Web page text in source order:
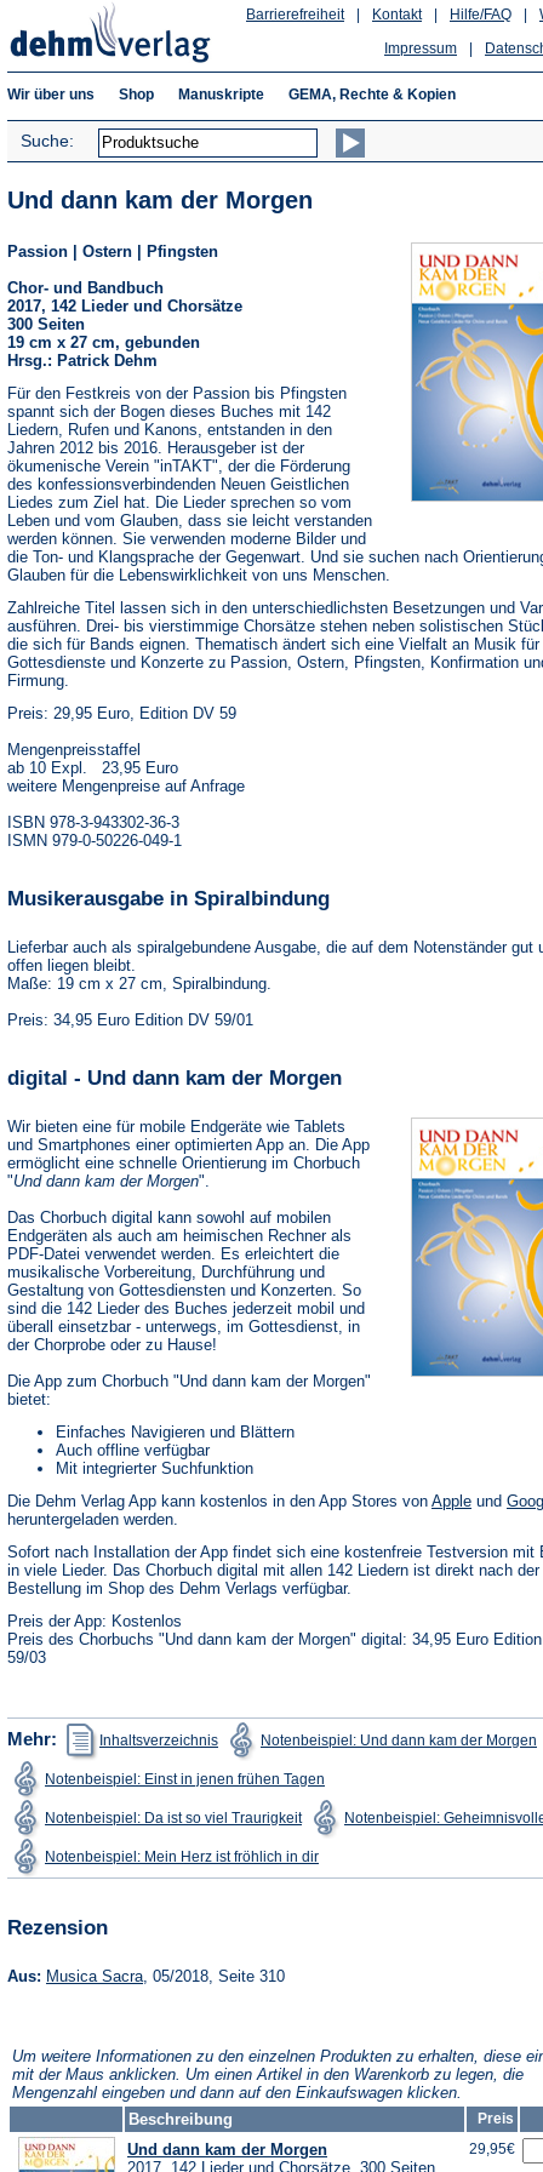
Hilfe/FAQ
Kontakt
Barrierefreiheit
Impressum
Wir über uns Shop Manuskripte GEMA, Rechte & Kopien
Suche:
Und dann kam der Morgen
Passion | Ostern | Pfingsten
Chor- und Bandbuch
2017, 142 Lieder und Chorsätze
300 Seiten
19 cm x 27 cm, gebunden
Hrsg.: Patrick Dehm
Für den Festkreis von der Passion bis Pfingsten
spannt sich der Bogen dieses Buches mit 142
Liedern, Rufen und Kanons, entstanden in den
Jahren 2012 bis 2016. Herausgeber ist der
ökumenische Verein "inTAKT", der die Förderung
des konfessionsverbindenden Neuen Geistlichen
Liedes zum Ziel hat. Die Lieder sprechen so vom
Leben und vom Glauben, dass sie leicht verstanden
werden können. Sie verwenden moderne Bilder und
die Ton- und Klangsprache der Gegenwart. Und sie suchen nach
Glauben für die Lebenswirklichkeit von uns Menschen.
Zahlreiche Titel lassen sich in den unterschiedlichsten Besetzungen und
ausführen. Drei- bis vierstimmige Chorsätze stehen neben solistischen
die sich für Bands eignen. Thematisch ändert sich eine Vielfalt an Musik für
Gottesdienste und Konzerte zu Passion, Ostern, Pfingsten, Konfirmation
Firmung.
Preis: 29,95 Euro, Edition DV 59
Mengenpreisstaffel
ab 10 Expl. 23,95 Euro
weitere Mengenpreise auf Anfrage
ISBN 978-3-943302-36-3
ISMN 979-0-50226-049-1
Musikerausgabe in Spiralbindung
Lieferbar auch als spiralgebundene Ausgabe, die auf dem Notenständer gut
offen liegen bleibt.
Maße: 19 cm x 27 cm, Spiralbindung.
Preis: 34,95 Euro Edition DV 59/01
digital - Und dann kam der Morgen
Wir bieten eine für mobile Endgeräte wie Tablets
und Smartphones einer optimierten App an. Die App
ermöglicht eine schnelle Orientierung im Chorbuch
"Und dann kam der Morgen".
Das Chorbuch digital kann sowohl auf mobilen
Endgeräten als auch am heimischen Rechner als
PDF-Datei verwendet werden. Es erleichtert die
musikalische Vorbereitung, Durchführung und
Gestaltung von Gottesdiensten und Konzerten. So
sind die 142 Lieder des Buches jederzeit mobil und
überall einsetzbar - unterwegs, im Gottesdienst, in
der Chorprobe oder zu Hause!
Die App zum Chorbuch "Und dann kam der Morgen"
bietet:
Einfaches Navigieren und Blättern
Auch offline verfügbar
Mit integrierter Suchfunktion
Die Dehm Verlag App kann kostenlos in den App Stores von Apple(Öffnet
neuen
Tab)
und
heruntergeladen werden.
Sofort nach Installation der App findet sich eine kostenfreie Testversion mit
in viele Lieder. Das Chorbuch digital mit allen 142 Liedern ist direkt nach der
Bestellung im Shop des Dehm Verlags verfügbar.
Preis der App: Kostenlos
Preis des Chorbuchs "Und dann kam der Morgen" digital: 34,95 Euro
59/03
Mehr: Inhaltsverzeichnis
(Öffnet
in
einem
neuen
Notenbeispiel: Und dann kam der Morgen
Notenbeispiel: Einst in jenen frühen Tagenin
einem
neuen
Tab)
Notenbeispiel: Da ist so viel Traurigkeit
(Öffnet
in
einem
neuen
Tab)
Notenbeispiel:
Notenbeispiel: Mein Herz ist fröhlich in dirin
einem
Rezension
Aus: Musica Sacra(Öffnet
, 05/2018, Seite 310
Um weitere Informationen zu den einzelnen Produkten zu erhalten, diese
mit der Maus anklicken. Um einen Artikel in den Warenkorb zu legen, die
Mengenzahl eingeben und dann auf den Einkaufswagen klicken.
Beschreibung
Preis
Und dann kam der Morgen
2017, 142 Lieder und Chorsätze, 300 Seiten,
29,95€